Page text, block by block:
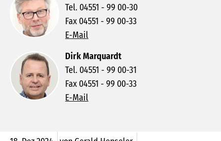
Tel. 04551 - 99 00-30
Fax 04551 - 99 00-33
E-Mail
Dirk Marquardt
Tel. 04551 - 99 00-31
Fax 04551 - 99 00-33
E-Mail